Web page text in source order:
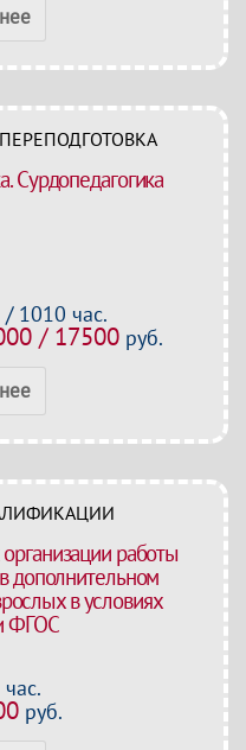
Сурдопедагогика
1010 час.
/ 17500 руб.
работы
дополнительном
в условиях
ФГОС
руб.